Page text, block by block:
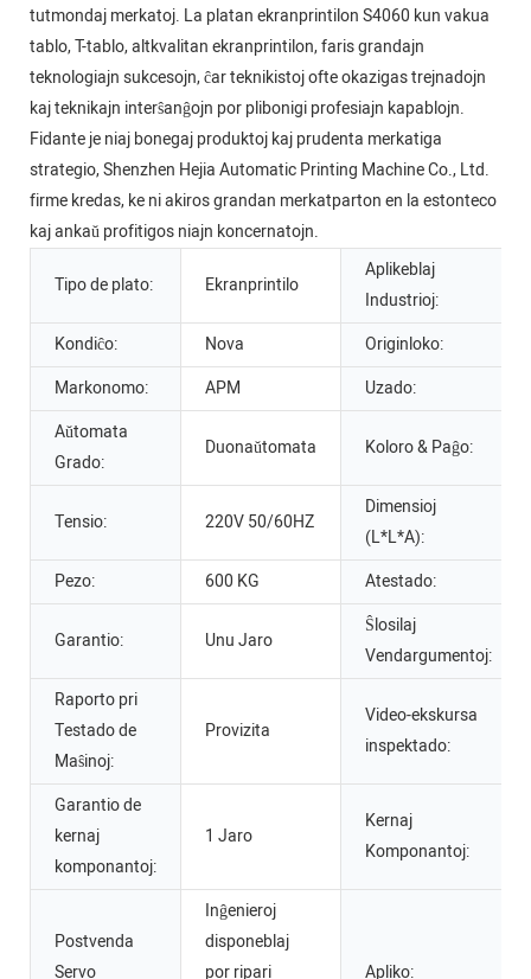
tutmondaj merkatoj. La platan ekranprintilon S4060 kun vakua
tablo, T-tablo, altkvalitan ekranprintilon, faris grandajn
teknologiajn sukcesojn, ĉar teknikistoj ofte okazigas trejnadojn
kaj teknikajn interŝanĝojn por plibonigi profesiajn kapablojn.
Fidante je niaj bonegaj produktoj kaj prudenta merkatiga
strategio, Shenzhen Hejia Automatic Printing Machine Co., Ltd.
firme kredas, ke ni akiros grandan merkatparton en la estonteco
kaj ankaŭ profitigos niajn koncernatojn.
Tipo de plato: Ekranprintilo
Aplikeblaj
Industrioj:
Kondiĉo:
Nova
Originloko:
Markonomo:
APM
Uzado:
Aŭtomata
Grado:
Duonaŭtomata Koloro & Paĝo:
Tensio: 220V 50/60HZ
Dimensioj
(L*L*A):
Pezo:
600 KG Atestado:
Garantio: Unu Jaro
Ŝlosilaj
Vendargumentoj:
Raporto pri
Testado de
Maŝinoj:
Provizita
Video-ekskursa
inspektado:
Garantio de
kernaj
komponantoj:
1 Jaro
Kernaj
Komponantoj:
Postvenda
Servo
Inĝenieroj
disponeblaj
por ripari
Apliko: